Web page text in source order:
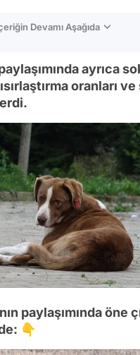
Devamı Aşağıda
ayrıca
oranları ve
paylaşımında öne
👇